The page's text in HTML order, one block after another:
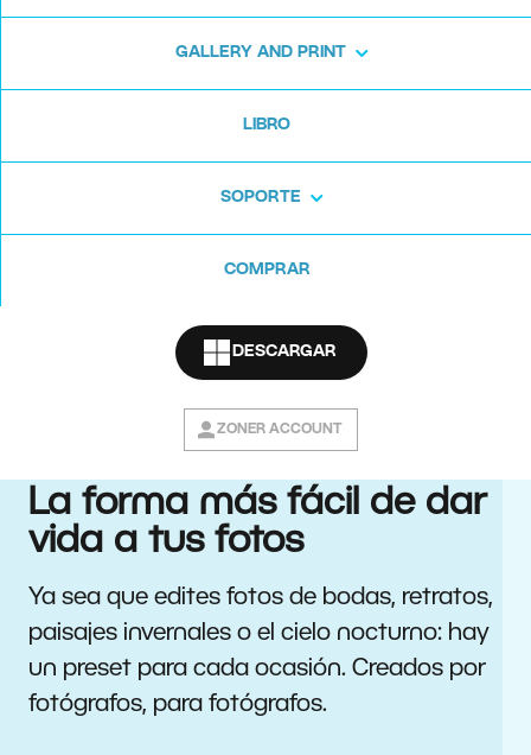
GALLERY AND PRINT
LIBRO
SOPORTE
COMPRAR
DESCARGAR
ZONER ACCOUNT
La forma más fácil de dar
vida a tus fotos
Ya sea que edites fotos de bodas, retratos,
paisajes invernales o el cielo nocturno: hay
un preset para cada ocasión. Creados por
fotógrafos, para fotógrafos.